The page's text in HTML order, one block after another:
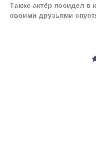
Также актёр посидел в
своими друзьями